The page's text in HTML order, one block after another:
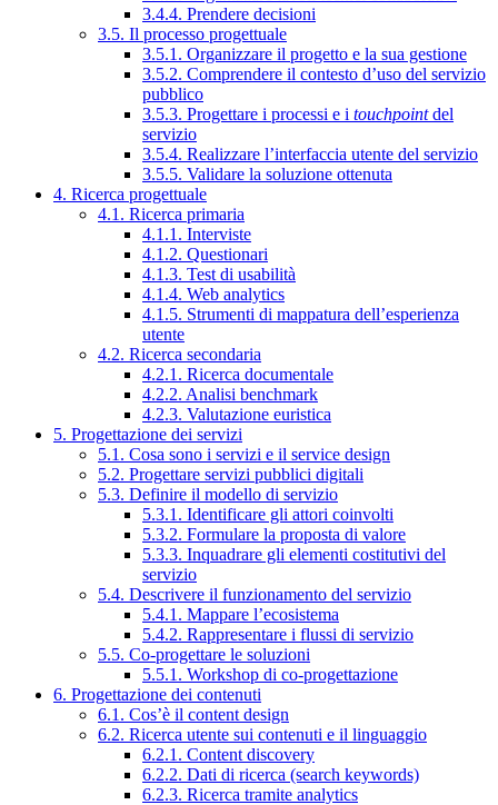
3.4.4. Prendere decisioni
3.5. Il processo progettuale
3.5.1. Organizzare il progetto e la sua gestione
3.5.2. Comprendere il contesto d’uso del servizio
pubblico
3.5.3. Progettare i processi e i touchpointdel
servizio
3.5.4. Realizzare l’interfaccia utente del servizio
3.5.5. Validare la soluzione ottenuta
4. Ricerca progettuale
4.1. Ricerca primaria
4.1.1. Interviste
4.1.2. Questionari
4.1.3. Test di usabilità
4.1.4. Web analytics
4.1.5. Strumenti di mappatura dell’esperienza
utente
4.2. Ricerca secondaria
4.2.1. Ricerca documentale
4.2.2. Analisi benchmark
4.2.3. Valutazione euristica
5. Progettazione dei servizi
5.1. Cosa sono i servizi e il service design
5.2. Progettare servizi pubblici digitali
5.3. Definire il modello di servizio
5.3.1. Identificare gli attori coinvolti
5.3.2. Formulare la proposta di valore
5.3.3. Inquadrare gli elementi costitutivi del
servizio
5.4. Descrivere il funzionamento del servizio
5.4.1. Mappare l’ecosistema
5.4.2. Rappresentare i flussi di servizio
5.5. Co-progettare le soluzioni
5.5.1. Workshop di co-progettazione
6. Progettazione dei contenuti
6.1. Cos’è il content design
6.2. Ricerca utente sui contenuti e il linguaggio
6.2.1. Content discovery
6.2.2. Dati di ricerca (search keywords)
6.2.3. Ricerca tramite analytics